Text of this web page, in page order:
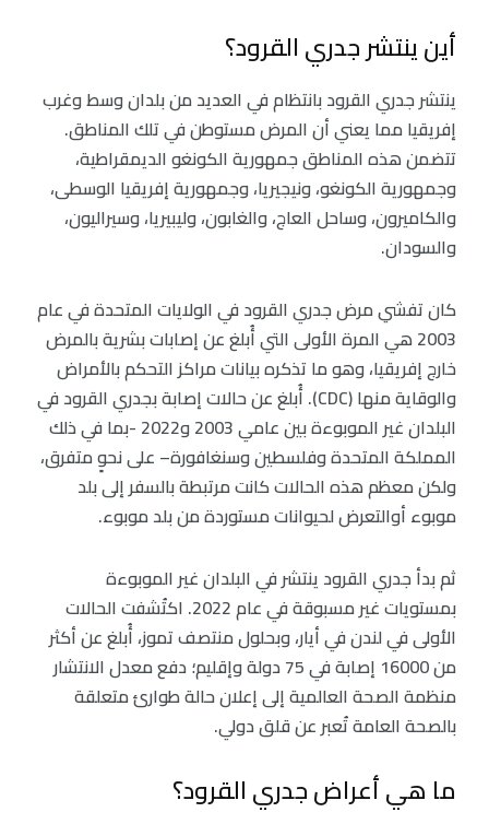
أين ينتشر جدري القرود؟
ينتشر جدري القرود بانتظام في العديد من بلدان وسط وغرب
إفريقيا مما يعني أن المرض مستوطن في تلك المناطق.
تتضمن هذه المناطق جمهورية الكونغو الديمقراطية،
وجمهورية الكونغو، ونيجيريا، وجمهورية إفريقيا الوسطى،
والكاميرون، وساحل العاج، والغابون، وليبيريا، وسيراليون،
والسودان.
كان تفشي مرض جدري القرود في الولايات المتحدة في عام
2003 هي المرة الأولى التي أُبلغ عن إصابات بشرية بالمرض
خارج إفريقيا، وهو ما تذكره بيانات مراكز التحكم بالأمراض
والوقاية منها (CDC). أُبلغ عن حالات إصابة بجدري القرود في
البلدان غير الموبوءة بين عامي 2003 و2022 -بما في ذلك
المملكة المتحدة وفلسطين وسنغافورة– على نحوٍ متفرق،
ولكن معظم هذه الحالات كانت مرتبطة بالسفر إلى بلد
موبوء أوالتعرض لحيوانات مستوردة من بلد موبوء.
ثم بدأ جدري القرود ينتشر في البلدان غير الموبوءة
بمستويات غير مسبوقة في عام 2022. اكتُشفت الحالات
الأولى في لندن في أيار، وبحلول منتصف تموز، أُبلغ عن أكثر
من 16000 إصابة في 75 دولة وإقليم؛ دفع معدل الانتشار
منظمة الصحة العالمية إلى إعلان حالة طوارئ متعلقة
بالصحة العامة تُعبر عن قلق دولي.
ما هي أعراض جدري القرود؟